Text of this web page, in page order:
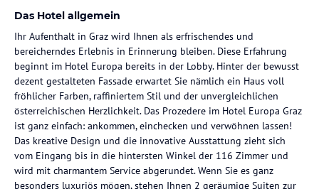
Das Hotel allgemein
Ihr Aufenthalt in Graz wird Ihnen als erfrischendes und
bereicherndes Erlebnis in Erinnerung bleiben. Diese Erfahrung
beginnt im Hotel Europa bereits in der Lobby. Hinter der bewusst
dezent gestalteten Fassade erwartet Sie nämlich ein Haus voll
fröhlicher Farben, raffiniertem Stil und der unvergleichlichen
österreichischen Herzlichkeit. Das Prozedere im Hotel Europa Graz
ist ganz einfach: ankommen, einchecken und verwöhnen lassen!
Das kreative Design und die innovative Ausstattung zieht sich
vom Eingang bis in die hintersten Winkel der 116 Zimmer und
wird mit charmantem Service abgerundet. Wenn Sie es ganz
besonders luxuriös mögen, stehen Ihnen 2 geräumige Suiten zur